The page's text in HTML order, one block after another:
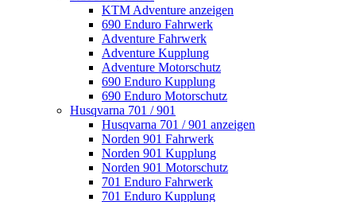
KTM Adventure anzeigen
690 Enduro Fahrwerk
Adventure Fahrwerk
Adventure Kupplung
Adventure Motorschutz
690 Enduro Kupplung
690 Enduro Motorschutz
Husqvarna 701 / 901
Husqvarna 701 / 901 anzeigen
Norden 901 Fahrwerk
Norden 901 Kupplung
Norden 901 Motorschutz
701 Enduro Fahrwerk
701 Enduro Kupplung